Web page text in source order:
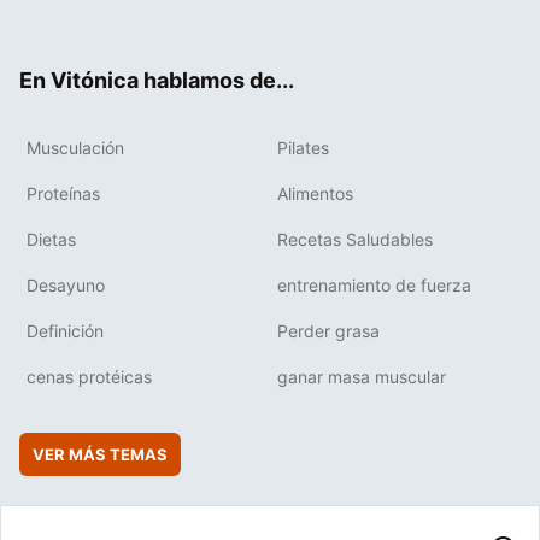
En Vitónica hablamos de...
Musculación Pilates
Proteínas Alimentos
Dietas Recetas Saludables
Desayuno entrenamiento de fuerza
Definición Perder grasa
cenas protéicas ganar masa muscular
VER MÁS TEMAS